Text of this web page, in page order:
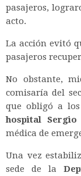
pasajeros,
acto.
La acción evitó
pasajeros
No obstante,
comisaría del
que obligó a
hospital Sergio
médica de
Una vez
sede de la